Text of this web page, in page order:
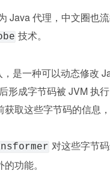
Java 代理，中文圈也
技术。
是一种可以动态修改
形成字节码被 JVM 执
获取这些字节码的信息
对这些字节
功能。